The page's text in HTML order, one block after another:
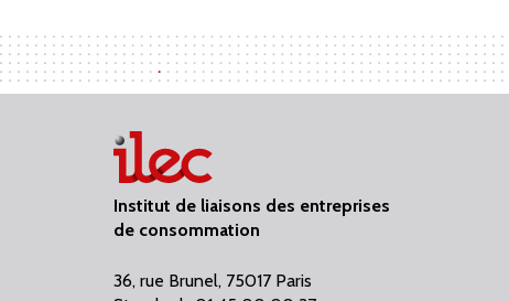
Institut de liaisons des entreprises
de consommation
36, rue Brunel, 75017 Paris